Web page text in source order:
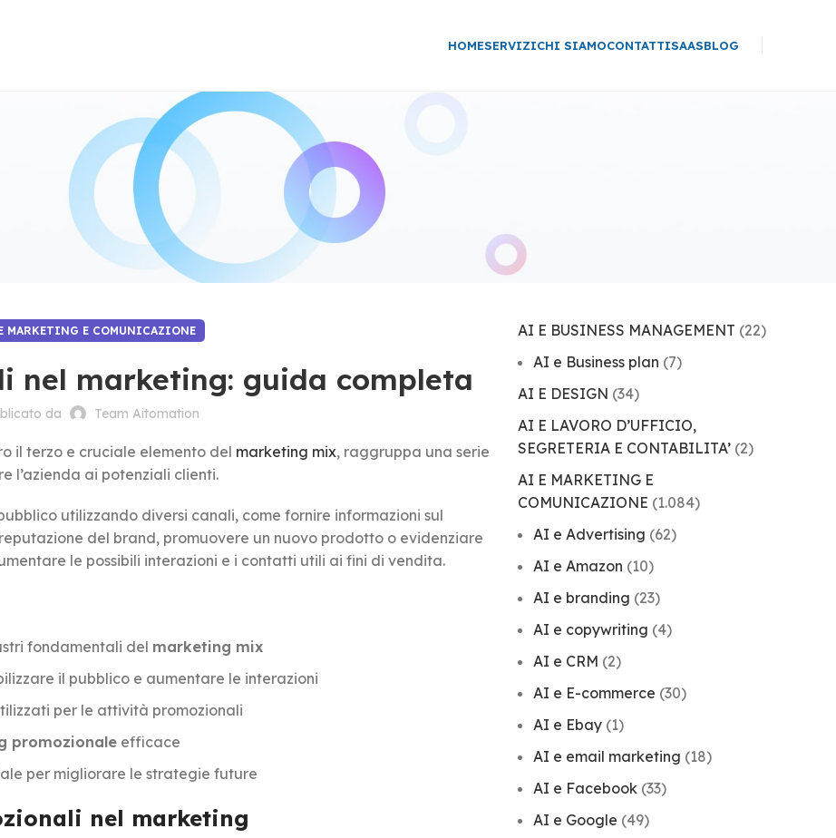
HOMESERVIZICHI SIAMOCONTATTISAASBLOG
MARKETING E COMUNICAZIONE
nel marketing: guida completa
da Team Aitomation
il terzo e cruciale elemento del marketing mix, raggruppa una serie
l’azienda ai potenziali clienti.
utilizzando diversi canali, come fornire informazioni sul
del brand, promuovere un nuovo prodotto o evidenziare
le possibili interazioni e i contatti utili ai fini di vendita.
fondamentali del marketing mix
il pubblico e aumentare le interazioni
per le attività promozionali
promozionale efficace
per migliorare le strategie future
nel marketing
AI E BUSINESS MANAGEMENT (22)
AI e Business plan (7)
AI E DESIGN (34)
AI E LAVORO D’UFFICIO,
SEGRETERIA E CONTABILITA’(2)
AI E MARKETING E
COMUNICAZIONE (1.084)
AI e Advertising (62)
AI e Amazon (10)
AI e branding (23)
AI e copywriting (4)
AI e CRM (2)
AI e E-commerce (30)
AI e Ebay(1)
AI e email marketing (18)
AI e Facebook(33)
AI e Google (49)